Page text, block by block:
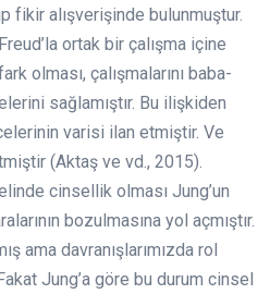
fikir alışverişinde bulunmuştur.
ortak bir çalışma içine
olması, çalışmalarını baba-
sağlamıştır. Bu ilişkiden
varisi ilan etmiştir. Ve
(Aktaş ve vd., 2015).
cinsellik olması Jung’un
bozulmasına yol açmıştır.
ama davranışlarımızda rol
Jung’a göre bu durum cinsel